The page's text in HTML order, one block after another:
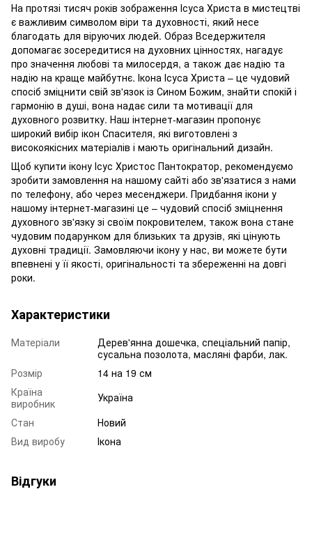
На протязі тисяч років зображення Ісуса Христа в мистецтві
є важливим символом віри та духовності, який несе
благодать для віруючих людей. Образ Вседержителя
допомагає зосередитися на духовних цінностях, нагадує
про значення любові та милосердя, а також дає надію та
надію на краще майбутнє. Ікона Ісуса Христа – це чудовий
спосіб зміцнити свій зв'язок із Сином Божим, знайти спокій і
гармонію в душі, вона надає сили та мотивації для
духовного розвитку. Наш інтернет-магазин пропонує
широкий вибір ікон Спасителя, які виготовлені з
високоякісних матеріалів і мають оригінальний дизайн.
Щоб купити ікону Ісус Христос Пантократор, рекомендуємо
зробити замовлення на нашому сайті або зв'язатися з нами
по телефону, або через месенджери. Придбання ікони у
нашому інтернет-магазині це – чудовий спосіб зміцнення
духовного зв'язку зі своїм покровителем, також вона стане
чудовим подарунком для близьких та друзів, які цінують
духовні традиції. Замовляючи ікону у нас, ви можете бути
впевнені у її якості, оригінальності та збереженні на довгі
роки.
Характеристики
Матеріали
Дерев'янна дошечка, спеціальний папір,
сусальна позолота, масляні фарби, лак.
Розмір
14 на 19 см
Країна
виробник
Україна
Стан
Новий
Вид виробу
Ікона
Відгуки